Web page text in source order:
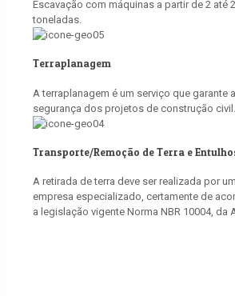
Escavação com máquinas a partir de 2 até
toneladas.
Terraplanagem
A terraplanagem é um serviço que garante a
segurança dos projetos de construção civil.
Transporte/Remoção de Terra e
A retirada de terra deve ser realizada por
empresa especializado, certamente de
a legislação vigente Norma NBR 10004, da